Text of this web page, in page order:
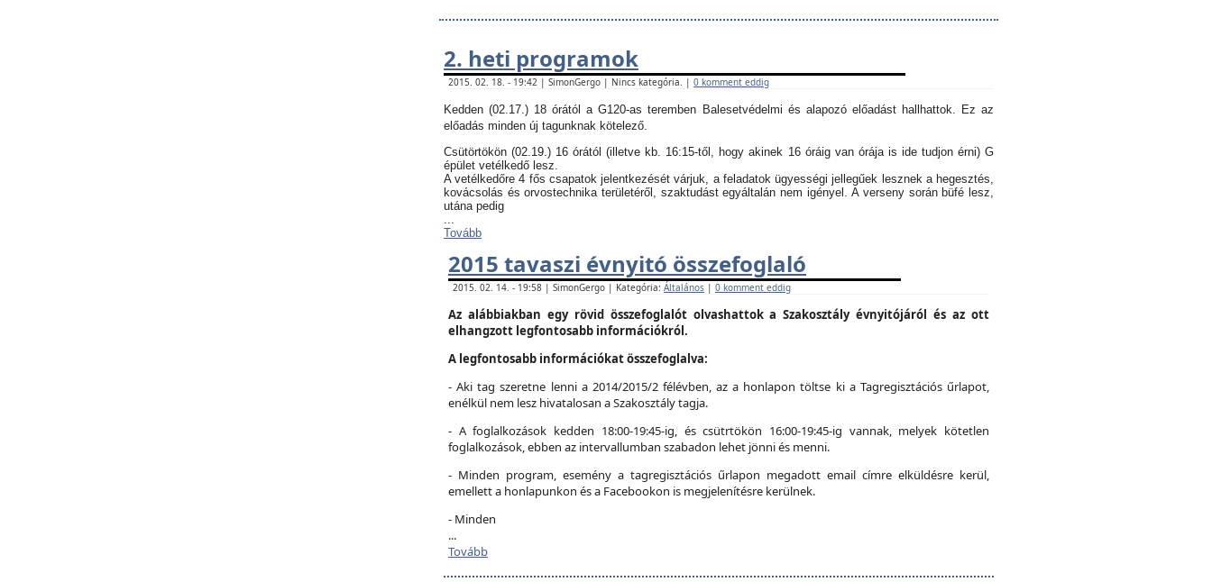
2. heti programok
2015. 02. 18. - 19:42 | SimonGergo | Nincs kategória. | 0 komment eddig
Kedden (02.17.) 18 órától a G120-as teremben Balesetvédelmi és alapozó előadást hallhattok. Ez az
előadás minden új tagunknak kötelező.
Csütörtökön (02.19.) 16 órától (illetve kb. 16:15-től, hogy akinek 16 óráig van órája is ide tudjon érni) G
épület vetélkedő lesz.
A vetélkedőre 4 fős csapatok jelentkezését várjuk, a feladatok ügyességi jellegűek lesznek a hegesztés,
kovácsolás és orvostechnika területéről, szaktudást egyáltalán nem igényel. A verseny során büfé lesz,
utána pedig
...
Tovább
2015 tavaszi évnyitó összefoglaló
2015. 02. 14. - 19:58 | SimonGergo | Kategória: Általános | 0 komment eddig
Az alábbiakban egy rövid összefoglalót olvashattok a Szakosztály évnyitójáról és az ott
elhangzott legfontosabb információkról.
A legfontosabb információkat összefoglalva:
- Aki tag szeretne lenni a 2014/2015/2 félévben, az a honlapon töltse ki a Tagregisztációs űrlapot,
enélkül nem lesz hivatalosan a Szakosztály tagja.
- A foglalkozások kedden 18:00-19:45-ig, és csütrtökön 16:00-19:45-ig vannak, melyek kötetlen
foglalkozások, ebben az intervallumban szabadon lehet jönni és menni.
- Minden program, esemény a tagregisztációs űrlapon megadott email címre elküldésre kerül,
emellett a honlapunkon és a Facebookon is megjelenítésre kerülnek.
- Minden
...
Tovább